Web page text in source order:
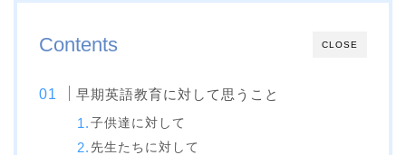
CLOSE
Contents
早期英語教育に対して思うこと
子供達に対して
先生たちに対して